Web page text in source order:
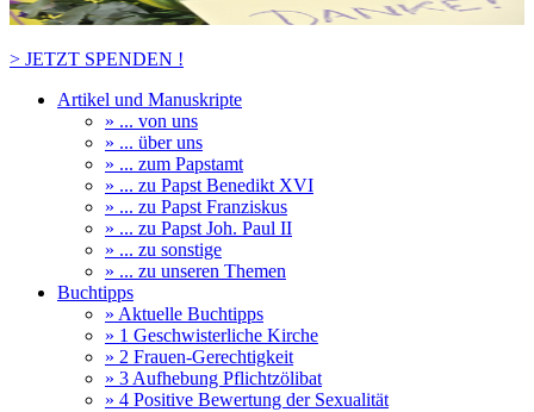
> JETZT SPENDEN !
Artikel und Manuskripte
» ... von uns
» ... über uns
» ... zum Papstamt
» ... zu Papst Benedikt XVI
» ... zu Papst Franziskus
» ... zu Papst Joh. Paul II
» ... zu sonstige
» ... zu unseren Themen
Buchtipps
» Aktuelle Buchtipps
» 1 Geschwisterliche Kirche
» 2 Frauen-Gerechtigkeit
» 3 Aufhebung Pflichtzölibat
» 4 Positive Bewertung der Sexualität